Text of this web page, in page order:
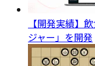
【開発実績】
ジャー」を開発